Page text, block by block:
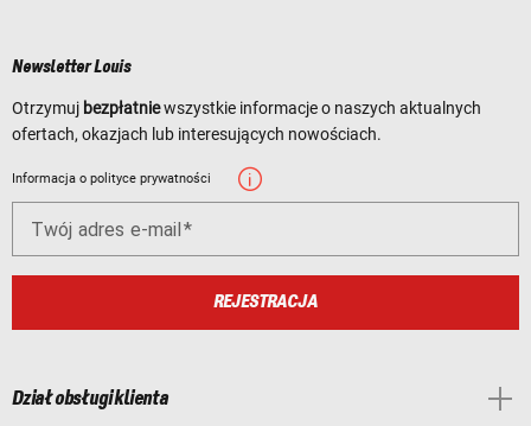
Newsletter Louis
Otrzymuj bezpłatniewszystkie informacje o naszych aktualnych
ofertach, okazjach lub interesujących nowościach.
Informacja o polityce prywatności
Twój adres e-mail
REJESTRACJA
Dział obsługi klienta